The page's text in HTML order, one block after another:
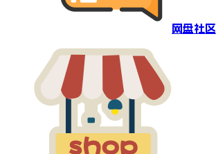
网盘社区